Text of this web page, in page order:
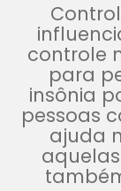
controle
para
insônia
pessoas
ajuda